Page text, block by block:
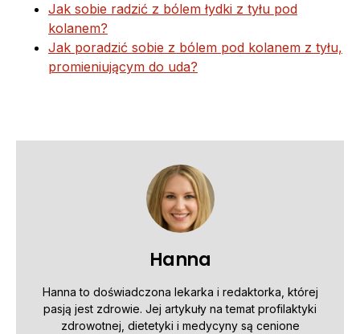
Jak sobie radzić z bólem łydki z tyłu pod
kolanem?
Jak poradzić sobie z bólem pod kolanem z tyłu,
promieniującym do uda?
Hanna
Hanna to doświadczona lekarka i redaktorka, której
pasją jest zdrowie. Jej artykuły na temat profilaktyki
zdrowotnej, dietetyki i medycyny są cenione